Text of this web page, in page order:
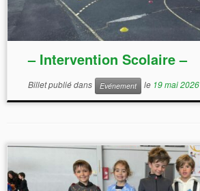
– Intervention Scolaire –
Billet publié dans Evénement le 19 mai 2026